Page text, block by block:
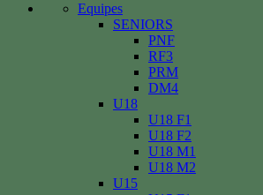
Equipes
SENIORS
PNF
RF3
PRM
DM4
U18
U18 F1
U18 F2
U18 M1
U18 M2
U15